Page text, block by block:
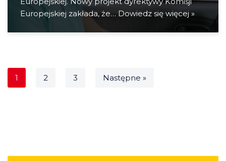
Europejskiej zakłada, że… Dowiedz się więcej »
1 2 3 Następne »